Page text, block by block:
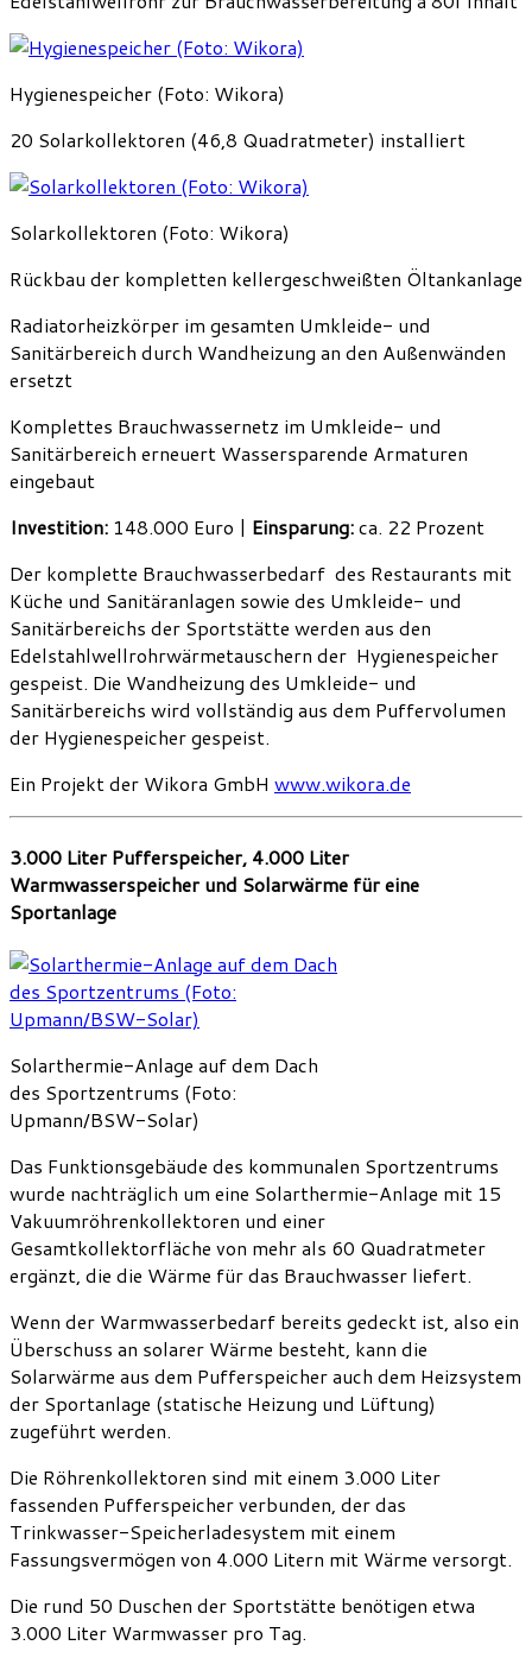
Hygienespeicher (Foto: Wikora)
20 Solarkollektoren (46,8 Quadratmeter) installiert
Solarkollektoren (Foto: Wikora)
Rückbau der kompletten kellergeschweißten Öltankanlage
Radiatorheizkörper im gesamten Umkleide- und
Sanitärbereich durch Wandheizung an den Außenwänden
ersetzt
Komplettes Brauchwassernetz im Umkleide- und
Sanitärbereich erneuert Wassersparende Armaturen
eingebaut
Investition: 148.000 Euro | Einsparung:ca. 22 Prozent
Der komplette Brauchwasserbedarf des Restaurants mit
Küche und Sanitäranlagen sowie des Umkleide- und
Sanitärbereichs der Sportstätte werden aus den
Edelstahlwellrohrwärmetauschern der Hygienespeicher
gespeist. Die Wandheizung des Umkleide- und
Sanitärbereichs wird vollständig aus dem Puffervolumen
der Hygienespeicher gespeist.
Ein Projekt der Wikora GmbH www.wikora.de
3.000 Liter Pufferspeicher, 4.000 Liter
Warmwasserspeicher und Solarwärme für eine
Sportanlage
Solarthermie-Anlage auf dem Dach
des Sportzentrums (Foto:
Upmann/BSW-Solar)
Das Funktionsgebäude des kommunalen Sportzentrums
wurde nachträglich um eine Solarthermie-Anlage mit 15
Vakuumröhrenkollektoren und einer
Gesamtkollektorfläche von mehr als 60 Quadratmeter
ergänzt, die die Wärme für das Brauchwasser liefert.
Wenn der Warmwasserbedarf bereits gedeckt ist, also ein
Überschuss an solarer Wärme besteht, kann die
Solarwärme aus dem Pufferspeicher auch dem Heizsystem
der Sportanlage (statische Heizung und Lüftung)
zugeführt werden.
Die Röhrenkollektoren sind mit einem 3.000 Liter
fassenden Pufferspeicher verbunden, der das
Trinkwasser-Speicherladesystem mit einem
Fassungsvermögen von 4.000 Litern mit Wärme versorgt.
Die rund 50 Duschen der Sportstätte benötigen etwa
3.000 Liter Warmwasser pro Tag.